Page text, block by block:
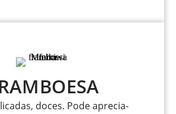
doces. Pode aprecia-